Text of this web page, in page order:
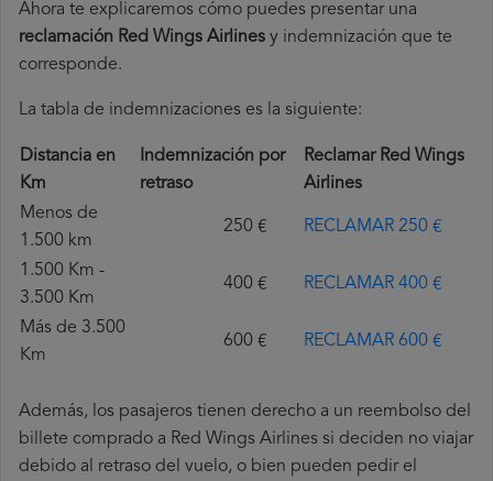
Ahora te explicaremos cómo puedes presentar una
reclamación Red Wings Airlines y indemnización que te
corresponde.
La tabla de indemnizaciones es la siguiente:
Distancia en
Km
Indemnización por
retraso
Reclamar Red Wings
Airlines
Menos de
1.500 km
250 € RECLAMAR 250 €
1.500 Km -
3.500 Km
400 € RECLAMAR 400 €
Más de 3.500
Km
600 € RECLAMAR 600 €
Además, los pasajeros tienen derecho a un reembolso del
billete comprado a Red Wings Airlines si deciden no viajar
debido al retraso del vuelo, o bien pueden pedir el